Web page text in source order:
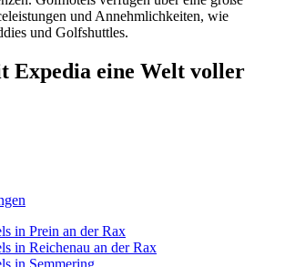
und Annehmlichkeiten, wie
und Golfshuttles.
Expedia eine Welt voller
in Prein an der Rax
in Reichenau an der Rax
in Semmering